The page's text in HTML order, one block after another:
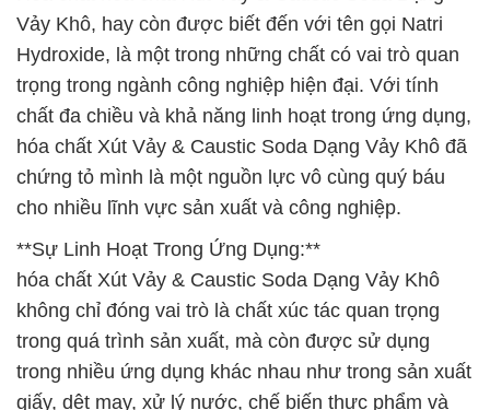
Vảy Khô, hay còn được biết đến với tên gọi Natri
Hydroxide, là một trong những chất có vai trò quan
trọng trong ngành công nghiệp hiện đại. Với tính
chất đa chiều và khả năng linh hoạt trong ứng dụng,
hóa chất Xút Vảy & Caustic Soda Dạng Vảy Khô đã
chứng tỏ mình là một nguồn lực vô cùng quý báu
cho nhiều lĩnh vực sản xuất và công nghiệp.
**Sự Linh Hoạt Trong Ứng Dụng:**
hóa chất Xút Vảy & Caustic Soda Dạng Vảy Khô
không chỉ đóng vai trò là chất xúc tác quan trọng
trong quá trình sản xuất, mà còn được sử dụng
trong nhiều ứng dụng khác nhau như trong sản xuất
giấy, dệt may, xử lý nước, chế biến thực phẩm và